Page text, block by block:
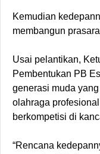
Kemudian
membangun
Usai pelantikan,
Pembentukan PB
generasi muda
olahraga
berkompetisi di
“Rencana